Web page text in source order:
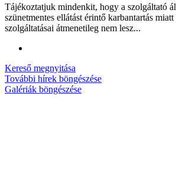
Tájékoztatjuk mindenkit, hogy a szolgáltató
szünetmentes ellátást érintő karbantartás
szolgáltatásai átmenetileg nem lesz...
Kereső megnyitása
További hírek böngészése
Galériák böngészése